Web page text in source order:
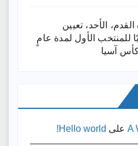
القدم، الأحد، تعيين
للمنتخب الأول لمدة عامٍ
كأس آسيا
A على Hello world!